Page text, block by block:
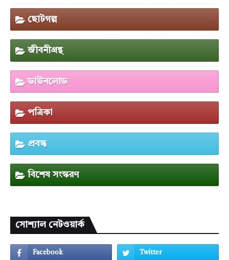
ছোটগল্প
জীবনীগ্রন্থ
ডাউনলোড
পত্রিকা
প্রবন্ধ
বিশেষ সংস্করণ
সোশ্যাল নেটওয়ার্ক